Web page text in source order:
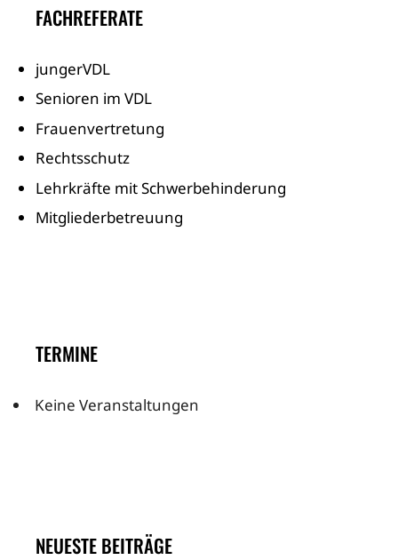
FACHREFERATE
jungerVDL
Senioren im VDL
Frauenvertretung
Rechtsschutz
Lehrkräfte mit Schwerbehinderung
Mitgliederbetreuung
TERMINE
Keine Veranstaltungen
NEUESTE BEITRÄGE